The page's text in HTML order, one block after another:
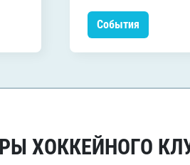
События
ХОККЕЙНОГО